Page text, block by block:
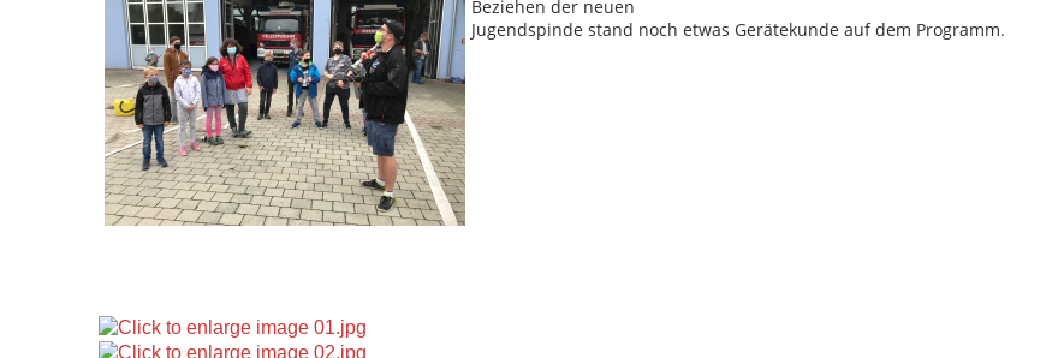
Beziehen der neuen
Jugendspinde stand noch etwas Gerätekunde auf dem Programm.